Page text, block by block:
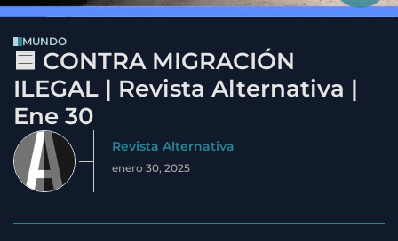
MUNDO
🟦 CONTRA MIGRACIÓN
ILEGAL | Revista Alternativa |
Ene 30
Revista Alternativa
enero 30, 2025